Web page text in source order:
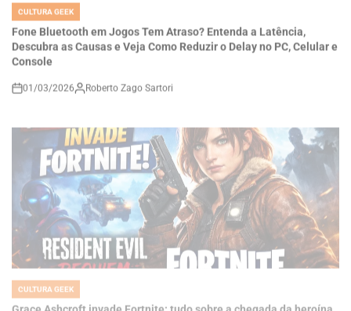
Descubra as Causas e Veja Como Reduzir o Delay no PC, Celular e
Console
on
01/03/2026 Roberto Zago Sartori
IN
CULTURA GEEK
Grace Ashcroft invade Fortnite: tudo sobre a chegada da heroína
de Resident Evil Requiem ao battle royale
on
25/02/2026